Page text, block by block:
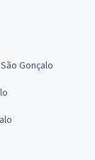
Gonçalo